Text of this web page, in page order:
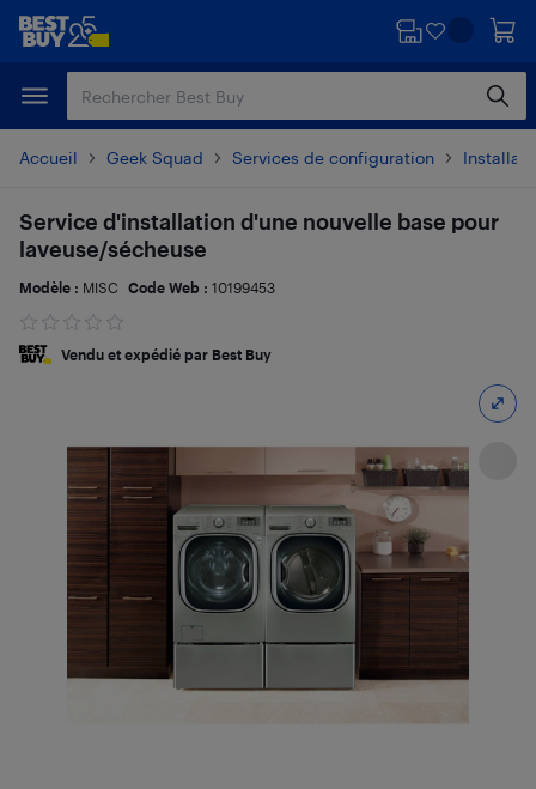
Passer
principal
Passer
Accueil Geek Squad Services de configuration
Service d'installation d'une nouvelle base pour
laveuse/sécheuse
Modèle : MISC Code Web : 10199453
Vendu et expédié par Best Buy